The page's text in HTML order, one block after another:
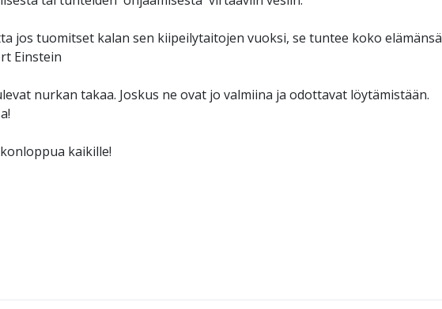
jos tuomitset kalan sen kiipeilytaitojen vuoksi, se tuntee koko elämänsä
Einstein
nurkan takaa. Joskus ne ovat jo valmiina ja odottavat löytämistään.
kaikille!